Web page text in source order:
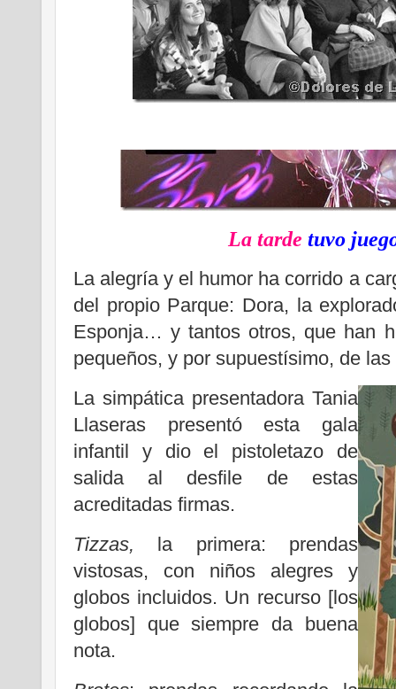
La tarde tuvo
La alegría y el humor ha corrido a
del propio Parque: Dora, la
Esponja… y tantos otros, que han
pequeños, y por supuestísimo, de
La simpática presentadora Tania
Llaseras presentó esta gala
infantil y dio el pistoletazo de
salida al desfile de estas
acreditadas firmas.
Tizzas, la primera: prendas
vistosas, con niños alegres y
globos incluidos. Un recurso [los
globos] que siempre da buena
nota.